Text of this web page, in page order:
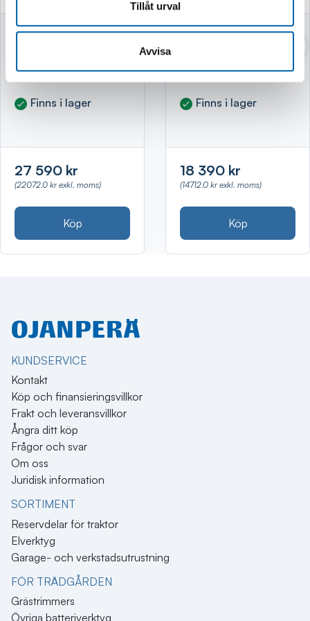
Tillåt urval
Avvisa
VERKTYGSVAGN
Finns i lager
27 590 kr
(22072.0 kr exkl. moms)
Köp
VERKTYGSVAGN
Finns i lager
18 390 kr
(14712.0 kr exkl. moms)
Köp
KUNDSERVICE
Kontakt
Köp och finansieringsvillkor
Frakt och leveransvillkor
Ångra ditt köp
Frågor och svar
Om oss
Juridisk information
SORTIMENT
Reservdelar för traktor
Elverktyg
Garage- och verkstadsutrustning
FÖR TRÄDGÅRDEN
Grästrimmers
Övriga batteriverktyg